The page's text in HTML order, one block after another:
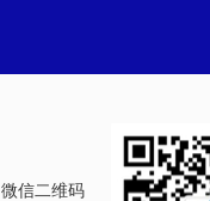
微信二维码